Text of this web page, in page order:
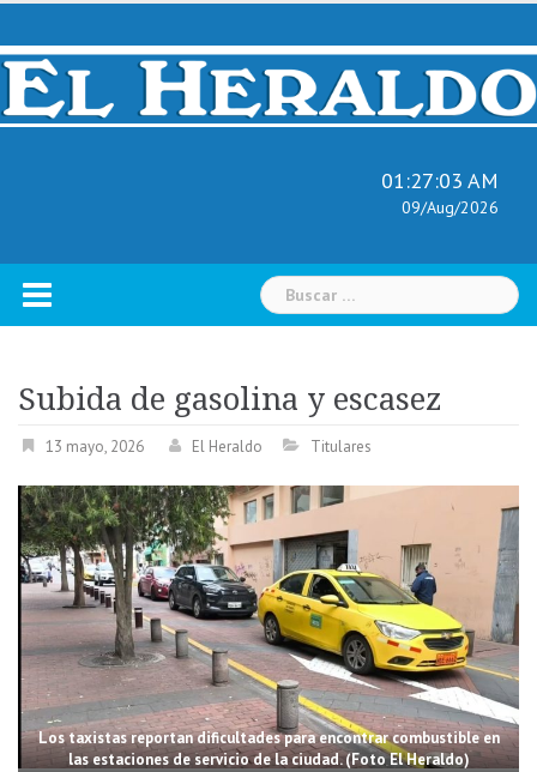
Skip
content
01:27:04 AM
09/Aug/2026
Buscar:
Subida de gasolina y escasez
13 mayo, 2026 El Heraldo Titulares
Los taxistas reportan dificultades para encontrar combustible en
las estaciones de servicio de la ciudad. (Foto El Heraldo)